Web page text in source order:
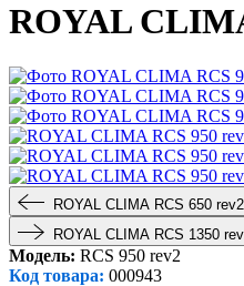
ROYAL
ROYAL CLIMA RCS 650 rev2
ROYAL CLIMA RCS 1350
Модель: RCS 950 rev2
Код товара: 000943